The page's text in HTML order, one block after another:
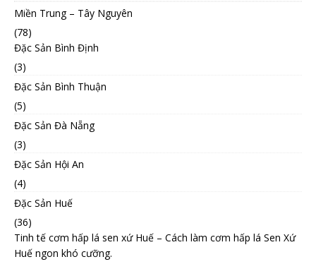
Miền Trung – Tây Nguyên
(78)
Đặc Sản Bình Định
(3)
Đặc Sản Bình Thuận
(5)
Đặc Sản Đà Nẵng
(3)
Đặc Sản Hội An
(4)
Đặc Sản Huế
(36)
Tinh tế cơm hấp lá sen xứ Huế – Cách làm cơm hấp lá Sen Xứ
Huế ngon khó cưỡng.